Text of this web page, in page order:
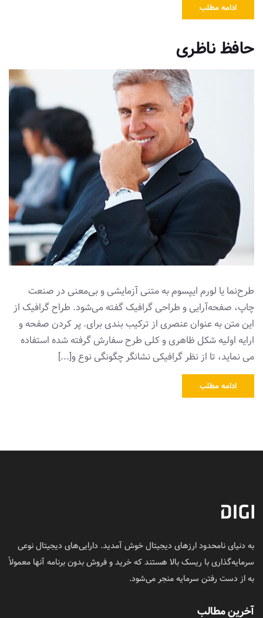
ادامه مطلب
حافظ ناظری
طرح‌نما یا لورم ایپسوم به متنی آزمایشی و بی‌معنی در صنعت
چاپ، صفحه‌آرایی و طراحی گرافیک گفته می‌شود. طراح گرافیک از
این متن به عنوان عنصری از ترکیب بندی برای. پر کردن صفحه و
ارایه اولیه شکل ظاهری و کلی طرح سفارش گرفته شده استفاده
می نماید، تا از نظر گرافیکی نشانگر چگونگی نوع و[...]
ادامه مطلب
به دنیای نامحدود ارزهای دیجیتال خوش آمدید. دارایی‌های دیجیتال نوعی
سرمایه‌گذاری با ریسک بالا هستند که خرید و فروش بدون برنامه آنها معمولاً
به از دست رفتن سرمایه منجر می‌شود.
آخرین مطالب